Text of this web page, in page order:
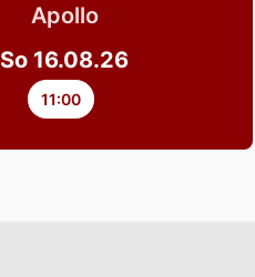
Apollo
So 16.08.26
11:00